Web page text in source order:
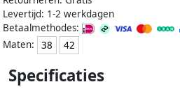
Levertijd: 1-2 werkdagen
Betaalmethodes:
Maten:
38 42
Specificaties